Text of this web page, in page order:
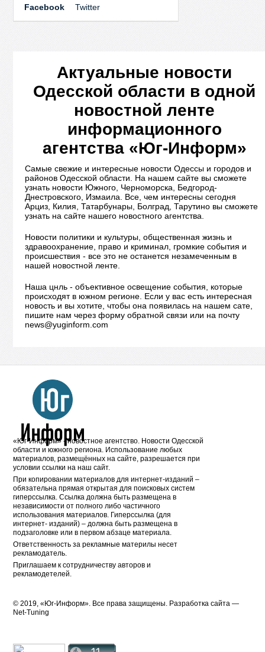
Facebook Twitter
Актуальные новости
Одесской области в одной
новостной ленте
информационного
агентства «Юг-Информ»
Самые свежие и интересные новости Одессы и городов и
районов Одесской области. На нашем сайте вы сможете
узнать новости Южного, Черноморска, Бедгород-
Днестровского, Измаила. Все, чем интересны сегодня
Арциз, Килия, Татарбунары, Болград, Тарутино вы сможете
узнать на сайте нашего новостного агентства.
Новости политики и культуры, общественная жизнь и
здравоохранение, право и криминал, громкие события и
происшествия - все это не останется незамеченным в
нашей новостной ленте.
Наша цнль - объективное освещение события, которые
происходят в южном регионе. Если у вас есть интересная
новость и вы хотите, чтобы она появилась на нашем сате,
пишите нам через форму обратной связи или на почту
news@yuginform.com
«Юг-Информ» - новостное агентство. Новости Одесской
области и южного региона. Использование любых
материалов, размещённых на сайте, разрешается при
условии ссылки на наш сайт.
При копировании материалов для интернет-изданий –
обязательна прямая открытая для поисковых систем
гиперссылка. Ссылка должна быть размещена в
независимости от полного либо частичного
использования материалов. Гиперссылка (для
интернет- изданий) – должна быть размещена в
подзаголовке или в первом абзаце материала.
Ответственность за рекламные материлы несет
рекламодатель.
Приглашаем к сотрудничеству авторов и
рекламодетелей.
© 2019, «Юг-Информ». Все права защищены. Разработка cайта —
Net-Tuning